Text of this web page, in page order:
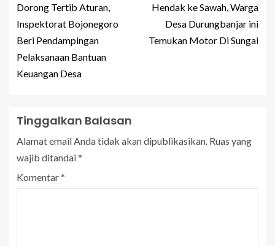
Dorong Tertib Aturan,
Inspektorat Bojonegoro
Beri Pendampingan
Pelaksanaan Bantuan
Keuangan Desa
Hendak ke Sawah, Warga
Desa Durungbanjar ini
Temukan Motor Di Sungai
Tinggalkan Balasan
Alamat email Anda tidak akan dipublikasikan. Ruas yang
wajib ditandai*
Komentar*